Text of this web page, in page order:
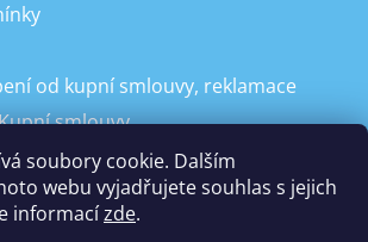
soubory cookie. Dalším
webu vyjadřujete souhlas s jejich
informacízde.
od kupní smlouvy, reklamace
smlouvy